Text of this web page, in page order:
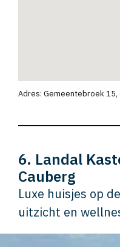
Adres: Gemeentebroek 15,
6. Landal
Cauberg
Luxe huisjes op
uitzicht en